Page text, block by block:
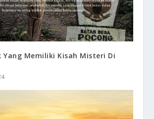
Yang Memiliki Kisah Misteri Di